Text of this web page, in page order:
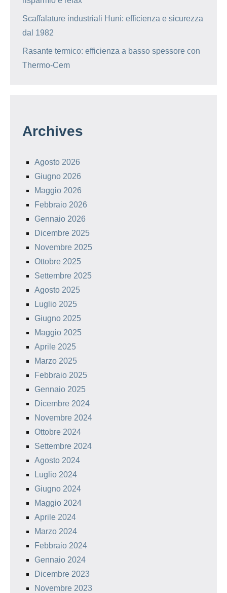
Scaffalature industriali Huni: efficienza e sicurezza
dal 1982
Rasante termico: efficienza a basso spessore con
Thermo-Cem
Archives
Agosto 2026
Giugno 2026
Maggio 2026
Febbraio 2026
Gennaio 2026
Dicembre 2025
Novembre 2025
Ottobre 2025
Settembre 2025
Agosto 2025
Luglio 2025
Giugno 2025
Maggio 2025
Aprile 2025
Marzo 2025
Febbraio 2025
Gennaio 2025
Dicembre 2024
Novembre 2024
Ottobre 2024
Settembre 2024
Agosto 2024
Luglio 2024
Giugno 2024
Maggio 2024
Aprile 2024
Marzo 2024
Febbraio 2024
Gennaio 2024
Dicembre 2023
Novembre 2023